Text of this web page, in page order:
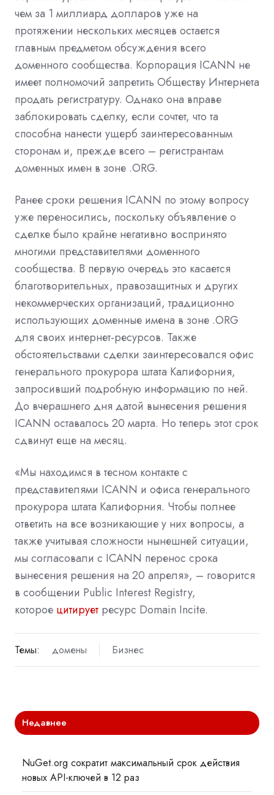
чем за 1 миллиард долларов уже на
протяжении нескольких месяцев остается
главным предметом обсуждения всего
доменного сообщества. Корпорация ICANN не
имеет полномочий запретить Обществу Интернета
продать регистратуру. Однако она вправе
заблокировать сделку, если сочтет, что та
способна нанести ущерб заинтересованным
сторонам и, прежде всего – регистрантам
доменных имен в зоне .ORG.
Ранее сроки решения ICANN по этому вопросу
уже переносились, поскольку объявление о
сделке было крайне негативно воспринято
многими представителями доменного
сообщества. В первую очередь это касается
благотворительных, правозащитных и других
некоммерческих организаций, традиционно
использующих доменные имена в зоне .ORG
для своих интернет-ресурсов. Также
обстоятельствами сделки заинтересовался офис
генерального прокурора штата Калифорния,
запросивший подробную информацию по ней.
До вчерашнего дня датой вынесения решения
ICANN оставалось 20 марта. Но теперь этот срок
сдвинут еще на месяц.
«Мы находимся в тесном контакте с
представителями ICANN и офиса генерального
прокурора штата Калифорния. Чтобы полнее
ответить на все возникающие у них вопросы, а
также учитывая сложности нынешней ситуации,
мы согласовали с ICANN перенос срока
вынесения решения на 20 апреля», – говорится
в сообщении Public Interest Registry,
которое цитирует ресурс Domain Incite.
Темы: домены Бизнес
Недавнее
NuGet.org сократит максимальный срок действия
новых API-ключей в 12 раз